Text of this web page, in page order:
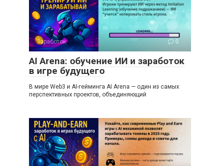
Заработок 0
AI Arena: обучение ИИ и заработок
в игре будущего
В мире Web3 и AI-гейминга AI Arena — один из самых
перспективных проектов, объединяющий